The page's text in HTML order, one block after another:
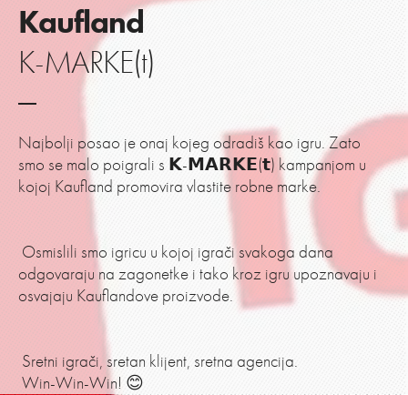
Kaufland
K-MARKE(t)
Najbolji posao je onaj kojeg odradiš kao igru. Zato
smo se malo poigrali s 𝗞-𝗠𝗔𝗥𝗞𝗘(𝘁) kampanjom u
kojoj Kaufland promovira vlastite robne marke.
Osmislili smo igricu u kojoj igrači svakoga dana
odgovaraju na zagonetke i tako kroz igru upoznavaju i
osvajaju Kauflandove proizvode.
Sretni igrači, sretan klijent, sretna agencija.
Win-Win-Win! 😊